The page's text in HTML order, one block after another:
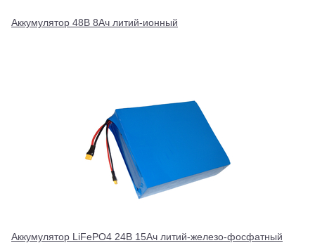
Аккумулятор 48В 8Ач литий-ионный
Аккумулятор LiFePO4 24В 15Ач литий-железо-фосфатный